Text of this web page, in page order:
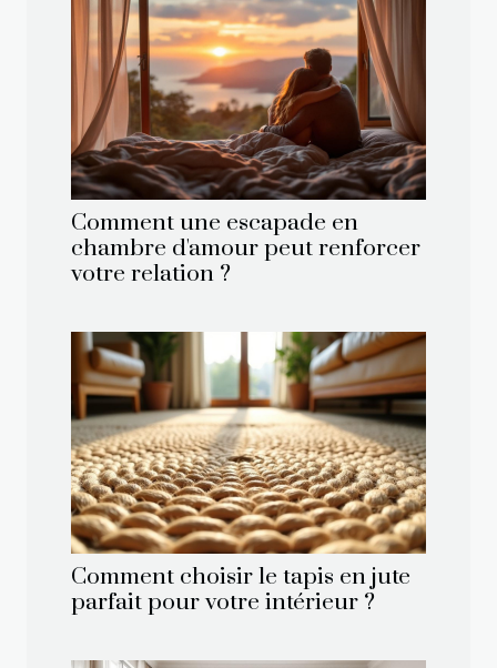
Comment une escapade en
chambre d'amour peut renforcer
votre relation ?
Comment choisir le tapis en jute
parfait pour votre intérieur ?